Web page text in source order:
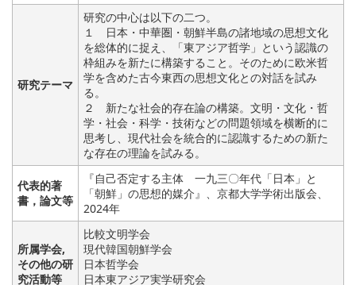
研究テーマ
研究の中心は以下の二つ。
１ 日本・中華圏・朝鮮半島の諸地域の思想文化
を総体的に捉え、「東アジア哲学」という認識の
枠組みを新たに構築すること。そのために欧米哲
学を含めた古今東西の思想文化との対話を試み
る。
２ 新たな社会的存在論の構築。文明・文化・哲
学・社会・科学・技術などの問題領域を横断的に
思考し、現代社会を統合的に認識するための新た
な存在の理論を試みる。
代表的著
書，論文等
『自己否定する主体 一九三〇年代「日本」と
「朝鮮」の思想的媒介』、京都大学学術出版会、
2024年
所属学会,
その他の研
究活動等
比較文明学会
現代韓国朝鮮学会
日本哲学会
日本東アジア実学研究会